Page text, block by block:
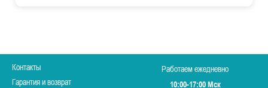
Контакты
Гарантия и возврат
Работаем ежедневно
10:00-17:00 Мск